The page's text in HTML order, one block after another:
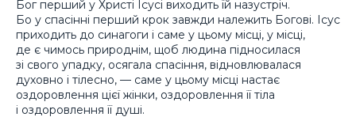
Бог перший у Христі Ісусі виходить їй назустріч.
Бо у спасінні перший крок завжди належить Богові. Ісус
приходить до синагоги і саме у цьому місці, у місці,
де є чимось природнім, щоб людина підносилася
зі свого упадку, осягала спасіння, відновлювалася
духовно і тілесно, — саме у цьому місці настає
оздоровлення цієї жінки, оздоровлення її тіла
і оздоровлення її душі.